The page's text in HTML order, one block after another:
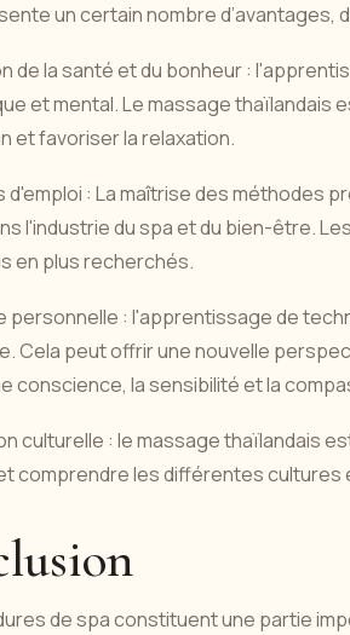
un certain nombre
de la santé et du bonheur :
et mental. Le massage thaïlandais
et favoriser la relaxation.
d'emploi : La maîtrise des méthodes
l'industrie du spa et du bien-être.
en plus recherchés.
personnelle : l'apprentissage de
Cela peut offrir une nouvelle
conscience, la sensibilité et la
culturelle : le massage thaïlandais
comprendre les différentes
de spa constituent une partie